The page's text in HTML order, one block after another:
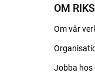
OM
Om vår
Jobba hos